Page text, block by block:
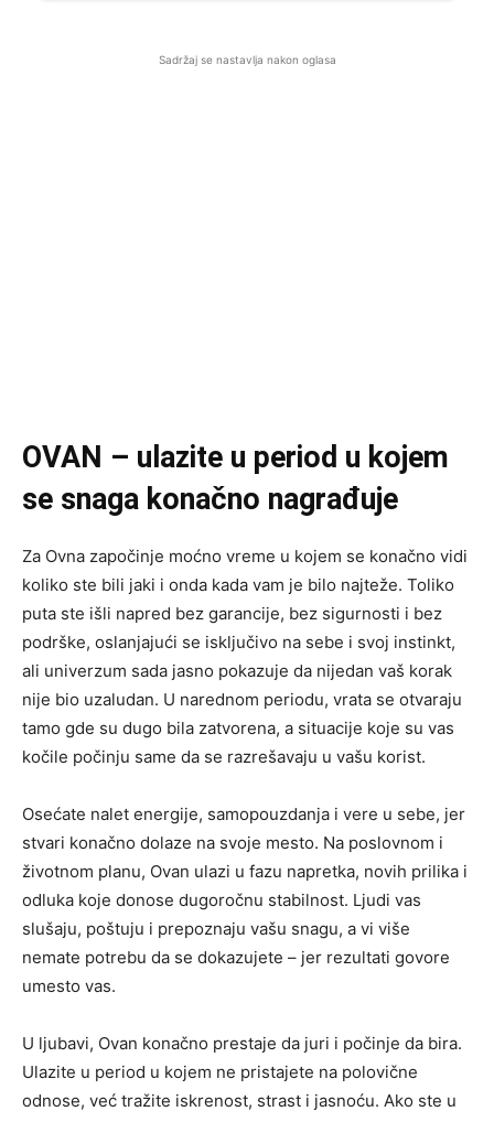
Sadržaj se nastavlja nakon oglasa
OVAN – ulazite u period u kojem
se snaga konačno nagrađuje
Za Ovna započinje moćno vreme u kojem se konačno vidi
koliko ste bili jaki i onda kada vam je bilo najteže. Toliko
puta ste išli napred bez garancije, bez sigurnosti i bez
podrške, oslanjajući se isključivo na sebe i svoj instinkt,
ali univerzum sada jasno pokazuje da nijedan vaš korak
nije bio uzaludan. U narednom periodu, vrata se otvaraju
tamo gde su dugo bila zatvorena, a situacije koje su vas
kočile počinju same da se razrešavaju u vašu korist.
Osećate nalet energije, samopouzdanja i vere u sebe, jer
stvari konačno dolaze na svoje mesto. Na poslovnom i
životnom planu, Ovan ulazi u fazu napretka, novih prilika i
odluka koje donose dugoročnu stabilnost. Ljudi vas
slušaju, poštuju i prepoznaju vašu snagu, a vi više
nemate potrebu da se dokazujete – jer rezultati govore
umesto vas.
U ljubavi, Ovan konačno prestaje da juri i počinje da bira.
Ulazite u period u kojem ne pristajete na polovične
odnose, već tražite iskrenost, strast i jasnoću. Ako ste u